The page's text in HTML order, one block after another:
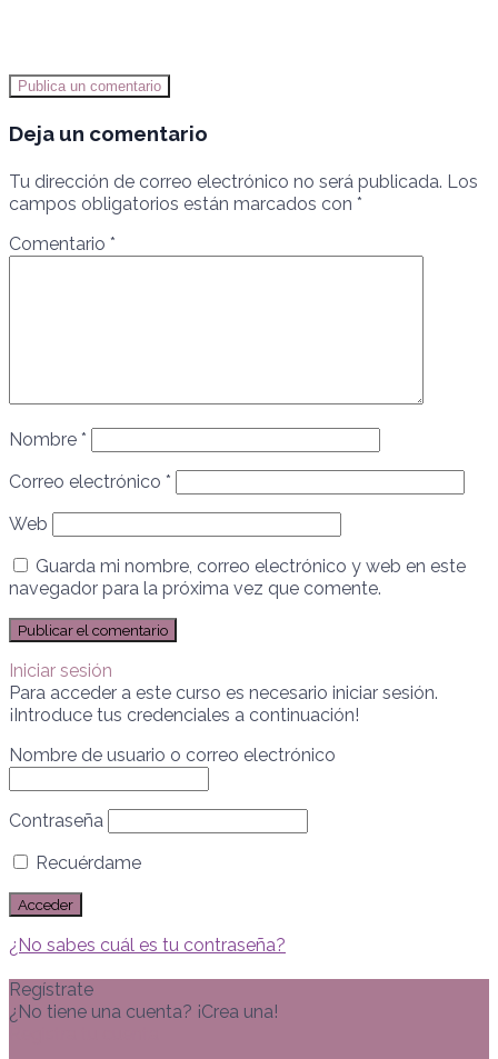
Publica un comentario
Deja un comentario
Tu dirección de correo electrónico no será publicada. Los
campos obligatorios están marcados con *
Comentario *
Nombre *
Correo electrónico *
Web
Guarda mi nombre, correo electrónico y web en este
navegador para la próxima vez que comente.
Iniciar sesión
Para acceder a este curso es necesario iniciar sesión.
¡Introduce tus credenciales a continuación!
Nombre de usuario o correo electrónico
Contraseña
Recuérdame
¿No sabes cuál es tu contraseña?
Regístrate
¿No tiene una cuenta? ¡Crea una!